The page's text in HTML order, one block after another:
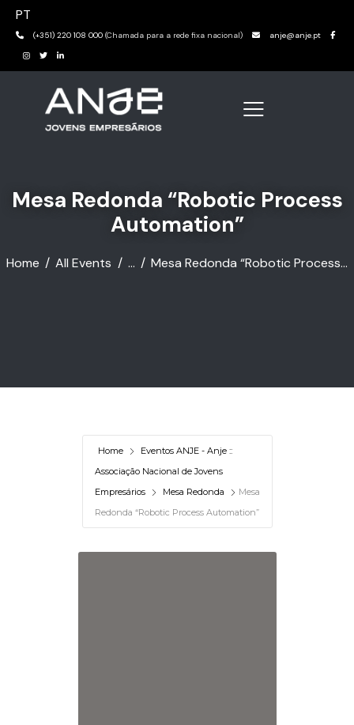
PT
(+351) 220 108 000 (Chamada para a rede fixa nacional) anje@anje.pt
Mesa Redonda “Robotic Process
Automation”
Home All Events ... Mesa Redonda “Robotic Process...
Home
Eventos ANJE - Anje ::
Associação Nacional de Jovens
Empresários
Mesa Redonda
Mesa
Redonda “Robotic Process Automation”